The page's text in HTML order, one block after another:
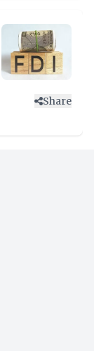
Share